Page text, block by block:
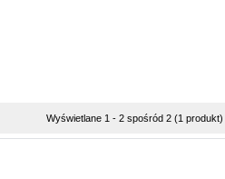
Wyświetlane 1 - 2 spośród 2 (1 produkt)